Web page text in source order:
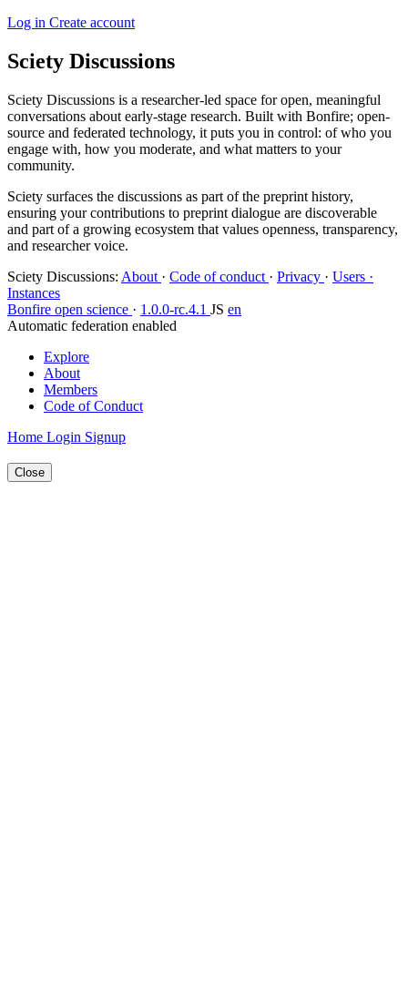
Log in Create account
Sciety Discussions
Sciety Discussions is a researcher-led space for open, meaningful
conversations about early-stage research. Built with Bonfire; open-
source and federated technology, it puts you in control: of who you
engage with, how you moderate, and what matters to your
community.
Sciety surfaces the discussions as part of the preprint history,
ensuring your contributions to preprint dialogue are discoverable
and part of a growing ecosystem that values openness, transparency,
and researcher voice.
Sciety Discussions: About · Code of conduct · Privacy · Users ·
Instances
Bonfire open science · 1.0.0-rc.4.1 JS en
Automatic federation enabled
Explore
About
Members
Code of Conduct
Home Login Signup
Close